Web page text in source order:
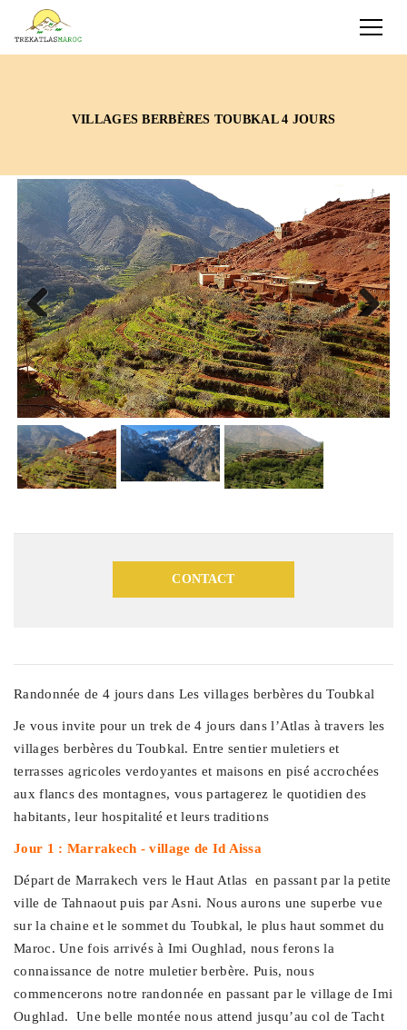
VILLAGES BERBÈRES TOUBKAL 4 JOURS
Previous Next
CONTACT
Randonnée de 4 jours dans Les villages berbères du Toubkal
Je vous invite pour un trek de 4 jours dans l’Atlas à travers les
villages berbères du Toubkal. Entre sentier muletiers et
terrasses agricoles verdoyantes et maisons en pisé accrochées
aux flancs des montagnes, vous partagerez le quotidien des
habitants, leur hospitalité et leurs traditions
Jour 1 : Marrakech - village de Id Aissa
Départ de Marrakech vers le Haut Atlas en passant par la petite
ville de Tahnaout puis par Asni. Nous aurons une superbe vue
sur la chaine et le sommet du Toubkal, le plus haut sommet du
Maroc. Une fois arrivés à Imi Oughlad, nous ferons la
connaissance de notre muletier berbère. Puis, nous
commencerons notre randonnée en passant par le village de Imi
Oughlad. Une belle montée nous attend jusqu’au col de Tacht